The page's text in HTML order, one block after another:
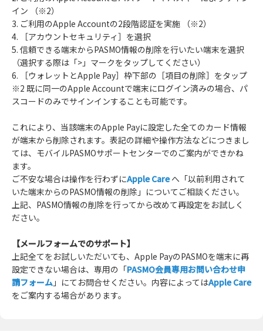
イン （※2）
3. ご利用のApple Accountの2段階認証を実施 （※2）
4. ［アカウントセキュリティ］を選択
5. 信頼できる端末からPASMO情報の削除を行いたい端末を選択
（選択する際は「>」マークをタップしてください）
6. ［ウォレットとApple Pay］枠下部の［項目の削除］をタップ
※2 既に同一のApple Accountで端末にログイン済みの場合、パ
スコードのみでサインインすることも可能です。
これにより、当該端末のApple Payに設定した全てのカード情報
が端末から削除されます。表記の詳細や操作方法などにつきまし
ては、モバイルPASMOサポートセンターでのご案内ができかね
ます。
ご不安な場合は操作を行わずにApple Careへ「以前利用されて
いた端末からのPASMO情報の削除」についてご相談ください。
上記、PASMO情報の削除を行ってから改めて再設定をお試しく
ださい。
【メールフォームでのサポート】
上記全てをお試しいただいても、Apple PayのPASMOを端末に再
設定できない場合は、専用の「PASMO会員専用お問い合わせ申
請フォーム 」にてお問合せください。内容によってはApple Care
をご案内する場合があります。